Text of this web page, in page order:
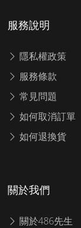
服務說明
隱私權政策
服務條款
常見問題
如何取消訂單
如何退換貨
關於我們
關於486先生